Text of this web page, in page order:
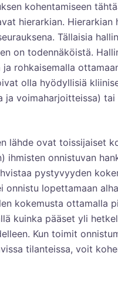
kohentamiseen
hierarkian.
Tällaisia
on todennäköistä.
rohkaisemalla
olla hyödyllisiä
ja voimaharjoitteissa)
lähde ovat toissijaiset
ihmisten onnistuvan
pystyvyyden
onnistu lopettamaan
kokemusta ottamalla
kuinka pääset yli
Kun toimit
tilanteissa, voit